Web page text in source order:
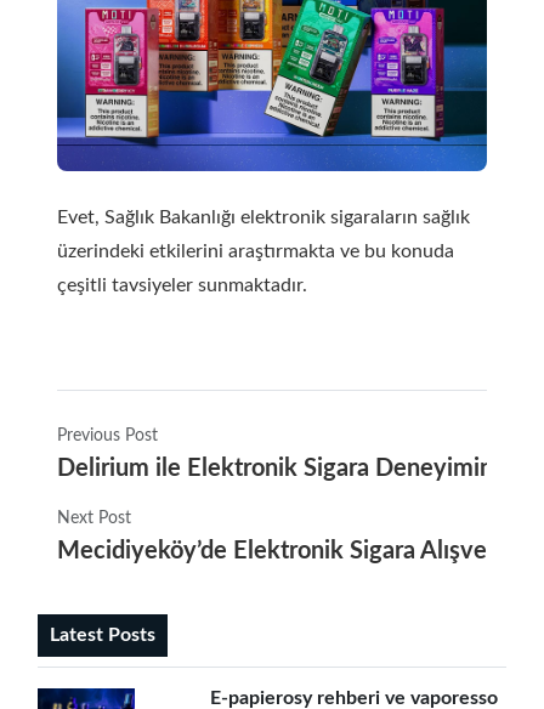
Evet, Sağlık Bakanlığı elektronik sigaraların sağlık
üzerindeki etkilerini araştırmakta ve bu konuda
çeşitli tavsiyeler sunmaktadır.
Previous Post
Delirium ile Elektronik Sigara Deneyiminizi
Next Post
Mecidiyeköy’de Elektronik Sigara Alışverişi
Latest Posts
E-papierosy rehberi ve vaporesso